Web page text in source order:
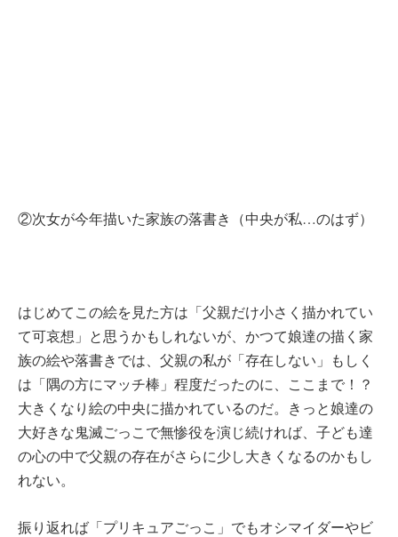
②次女が今年描いた家族の落書き（中央が私…のはず）
はじめてこの絵を見た方は「父親だけ小さく描かれてい
て可哀想」と思うかもしれないが、かつて娘達の描く家
族の絵や落書きでは、父親の私が「存在しない」もしく
は「隅の方にマッチ棒」程度だったのに、ここまで！？
大きくなり絵の中央に描かれているのだ。きっと娘達の
大好きな鬼滅ごっこで無惨役を演じ続ければ、子ども達
の心の中で父親の存在がさらに少し大きくなるのかもし
れない。
振り返れば「プリキュアごっこ」でもオシマイダーやビ